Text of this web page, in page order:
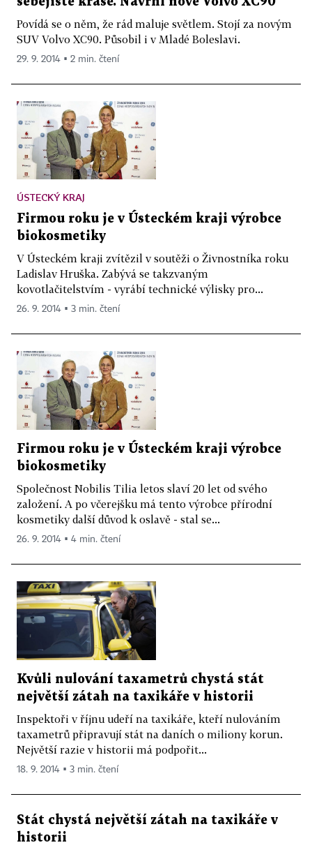
Povídá se o něm, že rád maluje světlem. Stojí za novým
SUV Volvo XC90. Působil i v Mladé Boleslavi.
29. 9. 2014 ▪ 2 min. čtení
ÚSTECKÝ KRAJ
Firmou roku je v Ústeckém kraji výrobce
biokosmetiky
V Ústeckém kraji zvítězil v soutěži o Živnostníka roku
Ladislav Hruška. Zabývá se takzvaným
kovotlačitelstvím - vyrábí technické výlisky pro...
26. 9. 2014 ▪ 3 min. čtení
Firmou roku je v Ústeckém kraji výrobce
biokosmetiky
Společnost Nobilis Tilia letos slaví 20 let od svého
založení. A po včerejšku má tento výrobce přírodní
kosmetiky další důvod k oslavě - stal se...
26. 9. 2014 ▪ 4 min. čtení
Kvůli nulování taxametrů chystá stát
největší zátah na taxikáře v historii
Inspektoři v říjnu udeří na taxikáře, kteří nulováním
taxametrů připravují stát na daních o miliony korun.
Největší razie v historii má podpořit...
18. 9. 2014 ▪ 3 min. čtení
Stát chystá největší zátah na taxikáře v
historii